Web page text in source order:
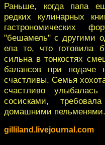
Раньше, когда папа
редких кулинарных
гастрономических
"бешамель" с другими
ела то, что готовила
сильна в тонкостях
балансов при
счастливы. Семья
счастливо
сосисками,
домашними пельменями.
gilliland.livejournal.com